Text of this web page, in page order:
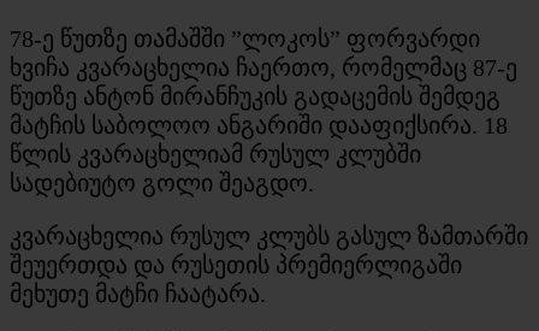
78-ე წუთზე თამაშში ”ლოკოს” ფორვარდი
ხვიჩა კვარაცხელია ჩაერთო, რომელმაც 87-ე
წუთზე ანტონ მირანჩუკის გადაცემის შემდეგ
მატჩის საბოლოო ანგარიში დააფიქსირა. 18
წლის კვარაცხელიამ რუსულ კლუბში
სადებიუტო გოლი შეაგდო.
კვარაცხელია რუსულ კლუბს გასულ ზამთარში
შეუერთდა და რუსეთის პრემიერლიგაში
მეხუთე მატჩი ჩაატარა.